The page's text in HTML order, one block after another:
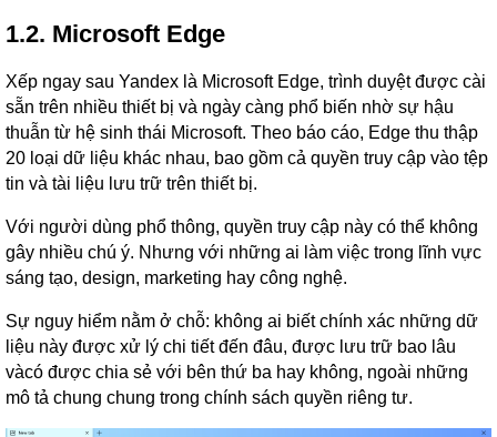
1.2. Microsoft Edge
Xếp ngay sau Yandex là Microsoft Edge, trình duyệt được cài
sẵn trên nhiều thiết bị và ngày càng phổ biến nhờ sự hậu
thuẫn từ hệ sinh thái Microsoft. Theo báo cáo, Edge thu thập
20 loại dữ liệu khác nhau, bao gồm cả quyền truy cập vào tệp
tin và tài liệu lưu trữ trên thiết bị.
Với người dùng phổ thông, quyền truy cập này có thể không
gây nhiều chú ý. Nhưng với những ai làm việc trong lĩnh vực
sáng tạo, design, marketing hay công nghệ.
Sự nguy hiểm nằm ở chỗ: không ai biết chính xác những dữ
liệu này được xử lý chi tiết đến đâu, được lưu trữ bao lâu
vàcó được chia sẻ với bên thứ ba hay không, ngoài những
mô tả chung chung trong chính sách quyền riêng tư.